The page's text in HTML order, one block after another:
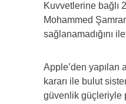
Kuvvetlerine bağlı
Mohammed
sağlanamadığını
Apple’den yapılan
kararı ile bulut
güvenlik güçleriyle